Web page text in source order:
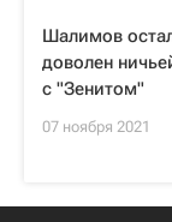
Шалимов
доволен
с "Зенитом"
07 ноября 2021